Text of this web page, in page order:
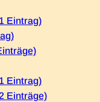
Eintrag)
Eintrag)
Einträge)